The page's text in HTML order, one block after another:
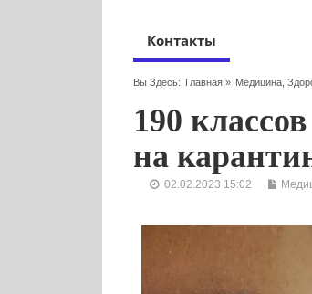
Контакты
Вы Здесь: Главная» Медицина,
190
на
02.02.2023 15:02